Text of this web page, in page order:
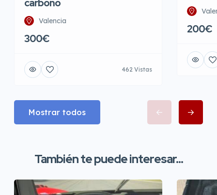
carbono
Valencia
300€
462 Vistas
200€
Mostrar todos
También te puede interesar...